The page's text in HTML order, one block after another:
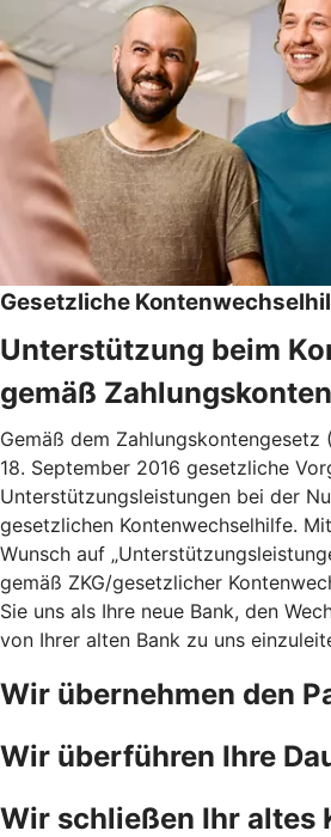
Gesetzliche
Unterstützung beim
gemäß
Gemäß dem Zahlungskontengesetz
18. September 2016 gesetzliche
Unterstützungsleistungen bei der
gesetzlichen Kontenwechselhilfe.
Wunsch auf
gemäß ZKG/gesetzlicher
Sie uns als Ihre neue Bank, den
von Ihrer alten Bank zu uns
Wir übernehmen den
Wir überführen Ihre
Wir schließen Ihr altes